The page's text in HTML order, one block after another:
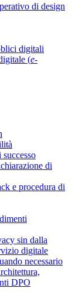
di design
digitali
(e-
di
e procedura di
sin dalla
digitale
necessario
DPO